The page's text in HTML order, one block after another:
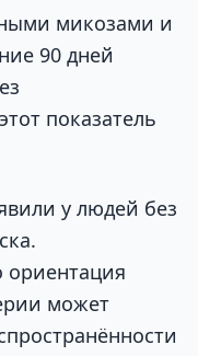
микозами и
90 дней
показатель
у людей без
ориентация
может